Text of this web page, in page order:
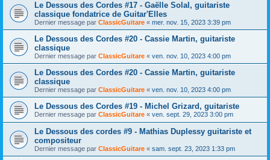
Le Dessous des Cordes #17 - Gaëlle Solal, guitariste
classique fondatrice de Guitar'Elles
Dernier message par ClassicGuitare « mer. nov. 15, 2023 3:39 pm
Le Dessous des Cordes #20 - Cassie Martin, guitariste
classique
Dernier message par ClassicGuitare « ven. nov. 10, 2023 4:00 pm
Le Dessous des Cordes #20 - Cassie Martin, guitariste
classique
Dernier message par ClassicGuitare « ven. nov. 10, 2023 4:00 pm
Le Dessous des Cordes #19 - Michel Grizard, guitariste
Dernier message par ClassicGuitare « ven. sept. 29, 2023 3:00 pm
Le Dessous des cordes #9 - Mathias Duplessy guitariste et
compositeur
Dernier message par ClassicGuitare « sam. sept. 23, 2023 1:33 pm